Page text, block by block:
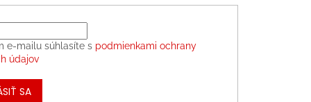
e-mailu súhlasíte s podmienkami ochrany
údajov
SA